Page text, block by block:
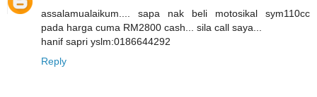
assalamualaikum.... sapa nak beli motosikal sym110cc
pada harga cuma RM2800 cash... sila call saya...
hanif sapri yslm:0186644292
Reply